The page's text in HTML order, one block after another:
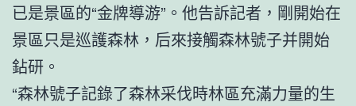
已是景區的“金牌導游”。他告訴記者，剛開始在
景區只是巡護森林，后來接觸森林號子并開始
鉆研。
“森林號子記錄了森林采伐時林區充滿力量的生